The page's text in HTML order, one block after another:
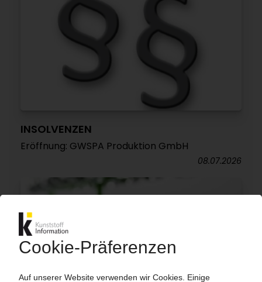
INSOLVENZEN
Eröffnung: GWSPA Produktion GmbH
08.07.2026